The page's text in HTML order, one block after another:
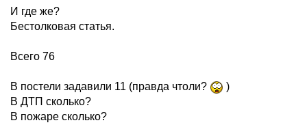
И где же?
Бестолковая статья.
Всего 76
В постели задавили 11 (правда чтоли?
)
В ДТП сколько?
В пожаре сколько?